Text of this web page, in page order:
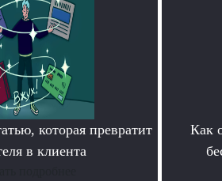
которая превратит
в клиента
Как